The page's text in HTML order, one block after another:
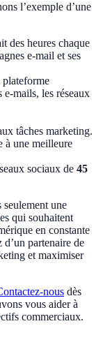
l’exemple d’une
des heures chaque
e-mail et ses
plateforme
mails, les réseaux
tâches marketing.
à une meilleure
sociaux de 45
seulement une
qui souhaitent
en constante
partenaire de
et maximiser
nous dès
vous aider à
commerciaux.